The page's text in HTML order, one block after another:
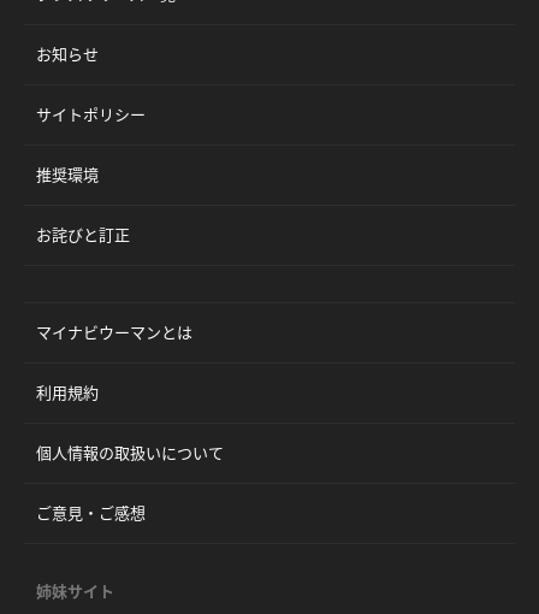
お知らせ
サイトポリシー
推奨環境
お詫びと訂正
マイナビウーマンとは
利用規約
個人情報の取扱いについて
ご意見・ご感想
姉妹サイト